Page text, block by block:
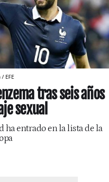
EFE
tras seis años
sexual
ha entrado en la lista de la